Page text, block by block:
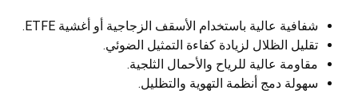
شفافية عالية باستخدام الأسقف الزجاجية أو أغشية ETFE.
تقليل الظلال لزيادة كفاءة التمثيل الضوئي.
مقاومة عالية للرياح والأحمال الثلجية.
سهولة دمج أنظمة التهوية والتظليل.